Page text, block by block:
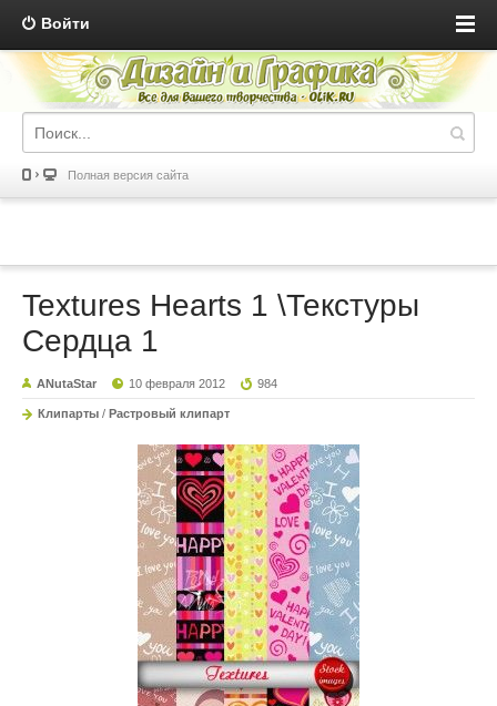
Войти
Полная версия сайта
Textures Hearts 1 \Текстуры
Сердца 1
ANutaStar 10 февраля 2012 984
Клипарты / Растровый клипарт